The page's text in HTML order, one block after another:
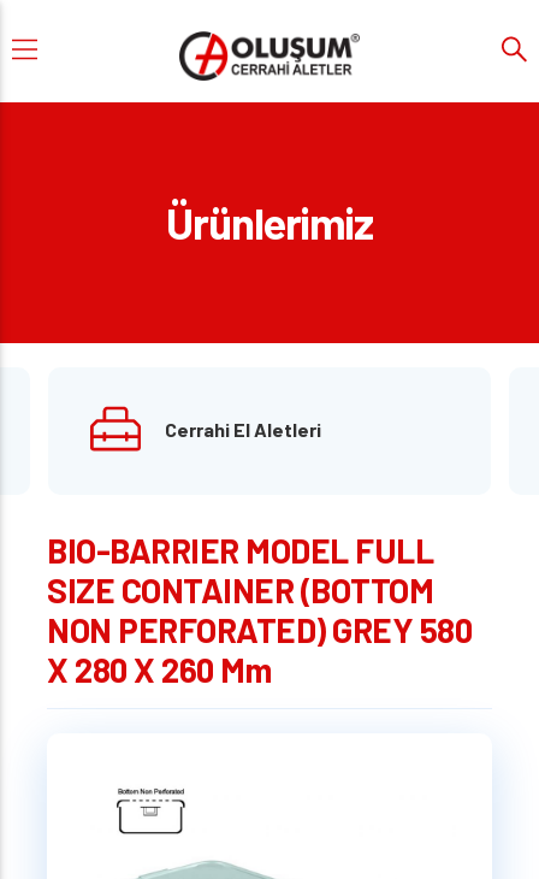
Ürünlerimiz
Cerrahi El Aletleri
BIO-BARRIER MODEL FULL
SIZE CONTAINER (BOTTOM
NON PERFORATED) GREY 580
X 280 X 260 Mm